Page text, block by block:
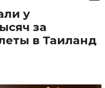
у
за
в Таиланд